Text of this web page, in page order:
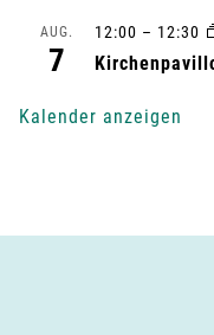
-
a
AUG.
7
12:00 – 12:30
Kalender anzeigen